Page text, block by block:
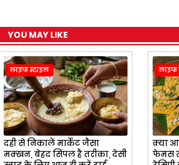
YOU MAY LIKE
लाइफ स्टाइल
दही से निकालें मार्केट जैसा
मक्खन, बेहद सिंपल है तरीका, देसी
लाइफ
क्या
फेमस